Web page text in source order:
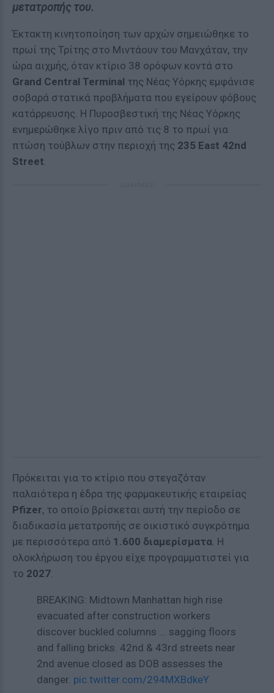
μετατροπής του.
Έκτακτη κινητοποίηση των αρχών σημειώθηκε το
πρωί της Τρίτης στο Μιντάουν του Μανχάταν, την
ώρα αιχμής, όταν κτίριο 38 ορόφων κοντά στο
Grand Central Terminal της Νέας Υόρκης εμφάνισε
σοβαρά στατικά προβλήματα που εγείρουν φόβους
κατάρρευσης. Η Πυροσβεστική της Νέας Υόρκης
ενημερώθηκε λίγο πριν από τις 8 το πρωί για
πτώση τούβλων στην περιοχή της 235 East 42nd
Street.
Πρόκειται για το κτίριο που στεγαζόταν
παλαιότερα η έδρα της φαρμακευτικής εταιρείας
Pfizer, το οποίο βρίσκεται αυτή την περίοδο σε
διαδικασία μετατροπής σε οικιστικό συγκρότημα
με περισσότερα από 1.600 διαμερίσματα. Η
ολοκλήρωση του έργου είχε προγραμματιστεί για
το 2027.
BREAKING: Midtown Manhattan high rise
evacuated after construction workers
discover buckled columns ... sagging floors
and falling bricks. 42nd & 43rd streets near
2nd avenue closed as DOB assesses the
danger. pic.twitter.com/294MXBdkeY